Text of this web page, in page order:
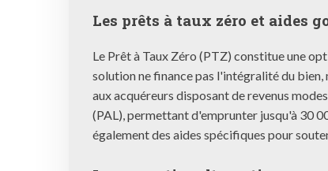
Les prêts à taux zéro et aides
Le Prêt à Taux Zéro (PTZ) constitue une
solution ne finance pas l'intégralité du bien,
aux acquéreurs disposant de revenus
(PAL), permettant d'emprunter jusqu'à 30
également des aides spécifiques pour